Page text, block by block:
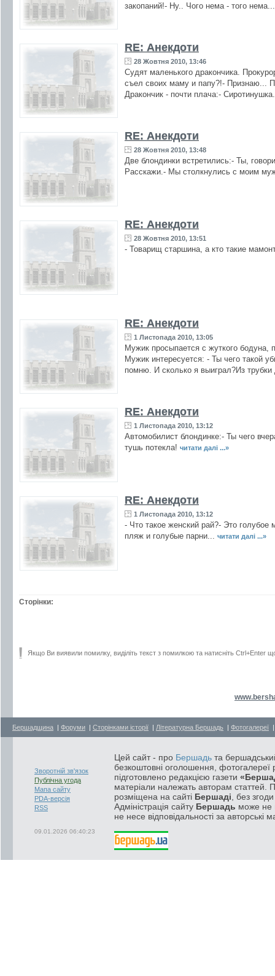
закопаний!- Ну.. Чого нема - того
RE: Анекдоти
28 Жовтня 2010, 13:46
Судят маленького дракончика.
съел своих маму и папу?!- Признаю...
Дракончик - почти плача:-
RE: Анекдоти
28 Жовтня 2010, 13:48
Две блондинки встретились:- Ты,
Расскажи.- Мы столкнулись с моим
RE: Анекдоти
28 Жовтня 2010, 13:51
- Товарищ старшина, а кто такие
RE: Анекдоти
1 Листопада 2010, 13:05
Мужик просыпается с жуткого бодуна,
Мужик интересуется: - Ты чего такой
помню. И сколько я выиграл?Из
RE: Анекдоти
1 Листопада 2010, 13:12
Автомобилист блондинке:- Ты чего
тушь потекла! читати далі ...»
RE: Анекдоти
1 Листопада 2010, 13:12
- Что такое женский рай?- Это
пляж и голубые парни... читати далі ...»
Сторінки:
Якщо Ви виявили помилку, виділіть текст з помилкою та натисніть Ctrl+Enter
Бершадщина | Форуми | Сторінками історії | Літературна Бершадь | Фотогалереї
Зворотній зв'язок
Публічна угода
Мапа сайту
PDA-версія
RSS
09.01.2026 06:40:23
Цей сайт - про Бершадь та
безкоштовні оголошення, фотогалереї
підготовлено редакцією газети
матеріали належать авторам статтей.
розміщена на сайті Бершаді , без
Адміністрація сайту Бершадь може не
не несе відповідальності за авторські